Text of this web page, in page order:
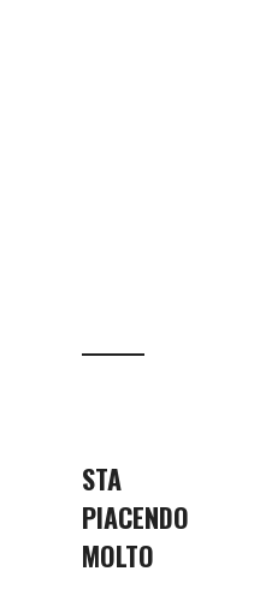
STA
PIACENDO
MOLTO